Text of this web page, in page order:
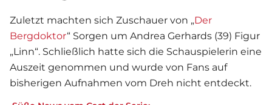
Zuletzt machten sich Zuschauer von „Der
Bergdoktor“ Sorgen um Andrea Gerhards (39) Figur
„Linn“. Schließlich hatte sich die Schauspielerin eine
Auszeit genommen und wurde von Fans auf
bisherigen Aufnahmen vom Dreh nicht entdeckt.